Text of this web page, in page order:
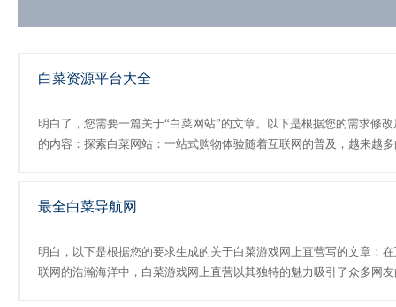
白菜资源平台大全
明白了，您需要一篇关于“白菜网站”的文章。以下是根据您的需求修改
的内容：探索白菜网站：一站式购物体验随着互联网的普及，越来越
最全白菜导航网
明白，以下是根据您的要求生成的关于白菜游戏网上直营写的文章：
联网的浩瀚海洋中，白菜游戏网上直营以其独特的魅力吸引了众多网